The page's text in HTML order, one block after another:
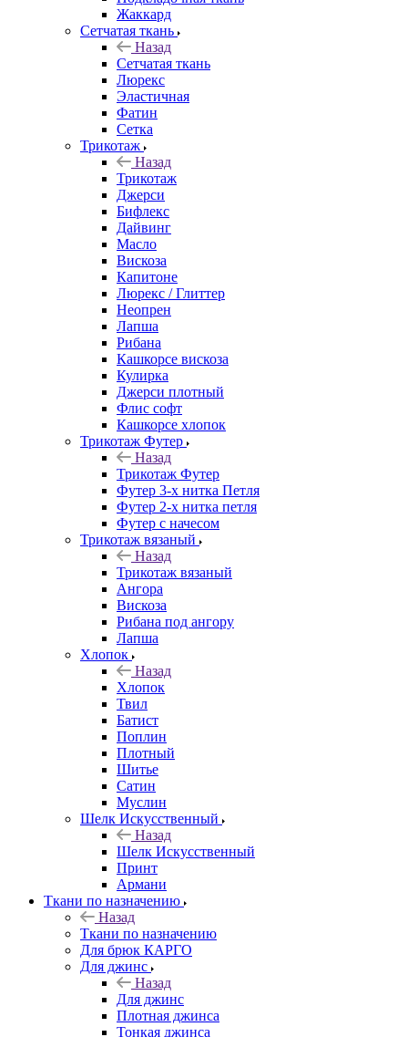
Жаккард
Сетчатая ткань
Назад
Сетчатая ткань
Люрекс
Эластичная
Фатин
Сетка
Трикотаж
Назад
Трикотаж
Джерси
Бифлекс
Дайвинг
Масло
Вискоза
Капитоне
Люрекс / Глиттер
Неопрен
Лапша
Рибана
Кашкорсе вискоза
Кулирка
Джерси плотный
Флис софт
Кашкорсе хлопок
Трикотаж Футер
Назад
Трикотаж Футер
Футер 3-х нитка Петля
Футер 2-х нитка петля
Футер с начесом
Трикотаж вязаный
Назад
Трикотаж вязаный
Ангора
Вискоза
Рибана под ангору
Лапша
Хлопок
Назад
Хлопок
Твил
Батист
Поплин
Плотный
Шитье
Сатин
Муслин
Шелк Искусственный
Назад
Шелк Искусственный
Принт
Армани
Ткани по назначению
Назад
Ткани по назначению
Для брюк КАРГО
Для джинс
Назад
Для джинс
Плотная джинса
Тонкая джинса